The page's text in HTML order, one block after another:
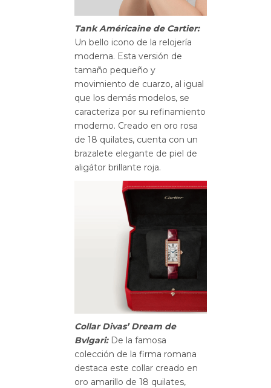
Tank Américaine de Cartier:
Un bello icono de la relojería
moderna. Esta versión de
tamaño pequeño y
movimiento de cuarzo, al igual
que los demás modelos, se
caracteriza por su refinamiento
moderno. Creado en oro rosa
de 18 quilates, cuenta con un
brazalete elegante de piel de
aligátor brillante roja.
Collar Divas’ Dream de
Bvlgari: De la famosa
colección de la firma romana
destaca este collar creado en
oro amarillo de 18 quilates,